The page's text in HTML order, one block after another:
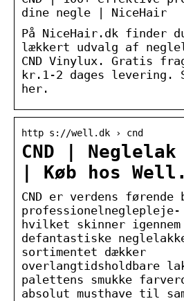
dine negle | NiceHair
På NiceHair.dk finder
lækkert udvalg af
CND Vinylux. Gratis
kr.1-2 dages levering.
her.
http s://well.dk › cnd
CND | Neglelak
| Køb hos
CND er verdens
professionelneglepleje-
hvilket skinner
defantastiske
sortimentet dækker
overlangtidsholdbare
palettens smukke
absolut musthave til